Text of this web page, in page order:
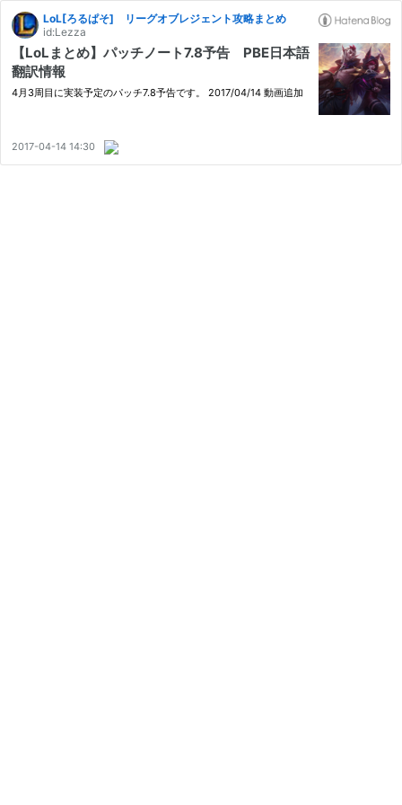
LoL[ろるぱそ] リーグオブレジェント攻略まとめ
id:Lezza
【LoLまとめ】パッチノート7.8予告 PBE日本語
翻訳情報
4月3周目に実装予定のパッチ7.8予告です。 2017/04/14 動画追加
2017-04-14 14:30